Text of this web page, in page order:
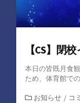
【CS】閉
本日の皆既月食
ため、体育館で
カお知らせ / コ